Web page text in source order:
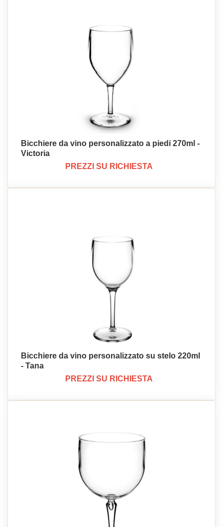
Bicchiere da vino personalizzato a piedi 270ml -
Victoria
PREZZI SU RICHIESTA
Bicchiere da vino personalizzato su stelo 220ml
- Tana
PREZZI SU RICHIESTA